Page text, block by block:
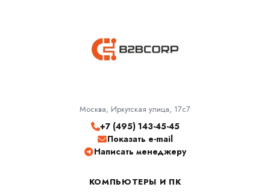
Москва, Иркутская улица, 17с7
+7 (495) 143-45-45
Показать e-mail
Написать менеджеру
КОМПЬЮТЕРЫ И ПК